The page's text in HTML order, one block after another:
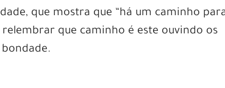
que mostra que “há um caminho
que caminho é este ouvindo os